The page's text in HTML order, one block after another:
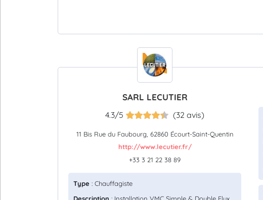
SARL LECUTIER
4.3/5 (32 avis)
11 Bis Rue du Faubourg, 62860 Écourt-Saint-Quentin
http://www.lecutier.fr/
+33 3 21 22 38 89
Type : Chauffagiste